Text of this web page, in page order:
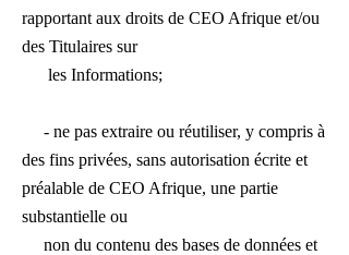
rapportant aux droits de CEO Afrique et/ou
des Titulaires sur
les Informations;
- ne pas extraire ou réutiliser, y compris à
des fins privées, sans autorisation écrite et
préalable de CEO Afrique, une partie
substantielle ou
non du contenu des bases de données et